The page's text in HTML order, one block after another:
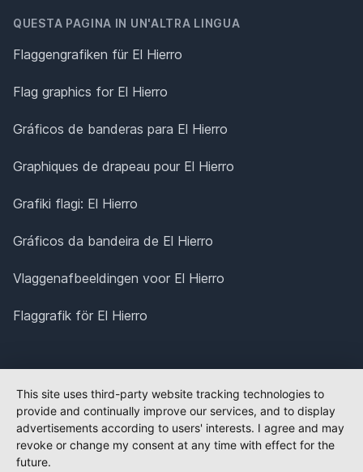
QUESTA PAGINA IN UN'ALTRA LINGUA
Flaggengrafiken für El Hierro
Flag graphics for El Hierro
Gráficos de banderas para El Hierro
Graphiques de drapeau pour El Hierro
Grafiki flagi: El Hierro
Gráficos da bandeira de El Hierro
Vlaggenafbeeldingen voor El Hierro
Flaggrafik för El Hierro
This site uses third-party website tracking technologies to
provide and continually improve our services, and to display
advertisements according to users' interests. I agree and may
revoke or change my consent at any time with effect for the
future.